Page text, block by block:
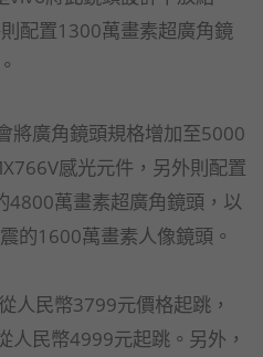
配置1300萬畫素超廣角鏡
將廣角鏡頭規格增加至5000
感光元件，另外則配置
4800萬畫素超廣角鏡頭，以
的1600萬畫素人像鏡頭。
人民幣3799元價格起跳，
人民幣4999元起跳。另外，